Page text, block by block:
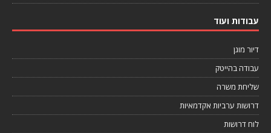
עבודות ועוד
דיור מוגן
עבודה בהייטק
שליחת משרה
דרושות ערביות אקדמאיות
לוח דרושות